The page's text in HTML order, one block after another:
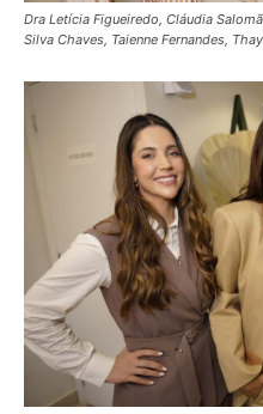
Dra Letícia Figueiredo, Cláudia
Silva Chaves, Taienne Fernandes,